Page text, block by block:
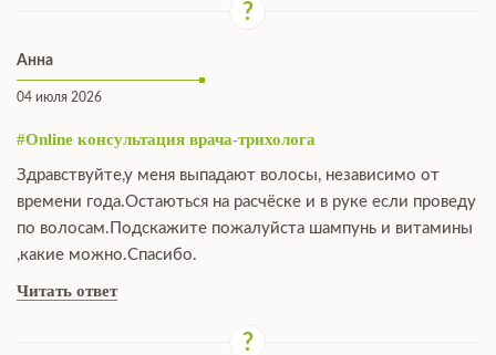
Анна
04 июля 2026
#Online консультация врача-трихолога
Здравствуйте,у меня выпадают волосы, независимо от
времени года.Остаються на расчёске и в руке если проведу
по волосам.Подскажите пожалуйста шампунь и витамины
,какие можно.Спасибо.
Читать ответ